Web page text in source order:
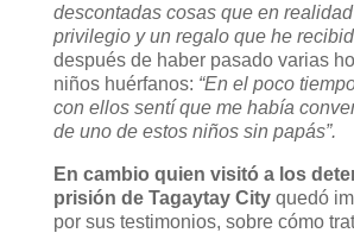
descontadas cosas que en
privilegio y un regalo que he
después de haber pasado varias
niños huérfanos: “En el poco
con ellos sentí que me había
de uno de estos niños sin papás”.
En cambio quien visitó a los
prisión de Tagaytay Cityquedó
por sus testimonios, sobre cómo